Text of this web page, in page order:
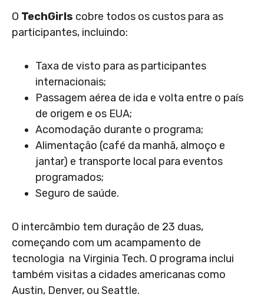
O TechGirls cobre todos os custos para as
participantes, incluindo:
Taxa de visto para as participantes
internacionais;
Passagem aérea de ida e volta entre o país
de origem e os EUA;
Acomodação durante o programa;
Alimentação (café da manhã, almoço e
jantar) e transporte local para eventos
programados;
Seguro de saúde.
O intercâmbio tem duração de 23 duas,
começando com um acampamento de
tecnologia na Virginia Tech. O programa inclui
também visitas a cidades americanas como
Austin, Denver, ou Seattle.